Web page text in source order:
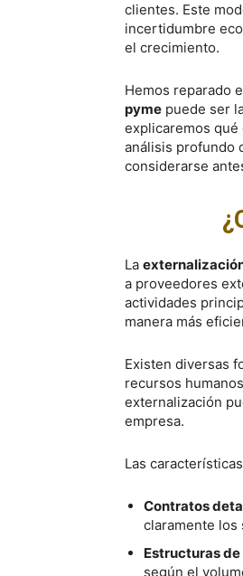
clientes. Este
incertidumbre
el crecimiento.
Hemos reparado
pyme puede ser
explicaremos
análisis profundo
considerarse
La
a proveedores
actividades
manera más
Existen diversas
recursos
externalización
empresa.
Las
Contratos
claramente los
Estructuras
según el